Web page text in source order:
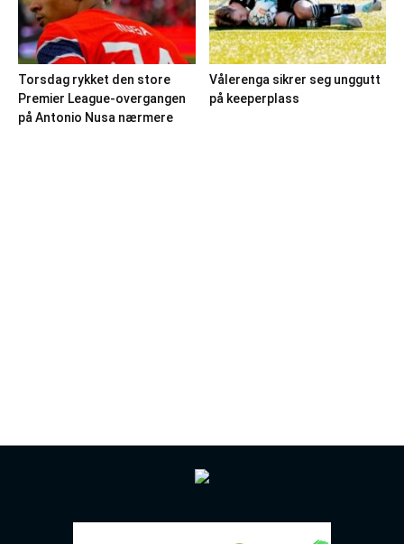
Torsdag rykket den store
Premier League-overgangen
på Antonio Nusa nærmere
Vålerenga sikrer seg unggutt
på keeperplass